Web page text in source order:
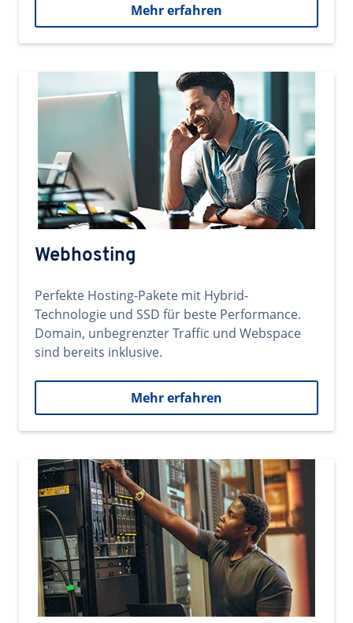
Mehr erfahren
Webhosting
Perfekte Hosting-Pakete mit Hybrid-
Technologie und SSD für beste Performance.
Domain, unbegrenzter Traffic und Webspace
sind bereits inklusive.
Mehr erfahren